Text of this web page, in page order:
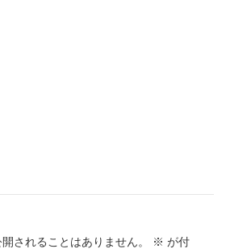
されることはありません。 ※ が付